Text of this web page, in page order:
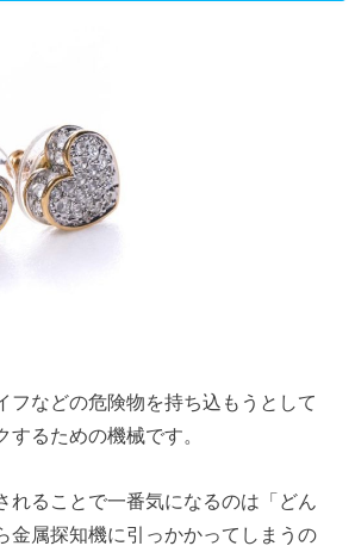
フなどの危険物を持ち込もうとして
するための機械です。
れることで一番気になるのは「どん
金属探知機に引っかかってしまうの